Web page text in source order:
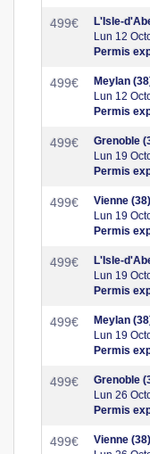
499€
L'Isle-
Lun 12
Permis
499€
Meylan
Lun 12
Permis
499€
Grenoble
Lun 19
Permis
499€
Vienne (38)
Lun 19
Permis
499€
L'Isle-
Lun 19
Permis
499€
Meylan
Lun 19
Permis
499€
Grenoble
Lun 26
Permis
499€
Vienne (38)